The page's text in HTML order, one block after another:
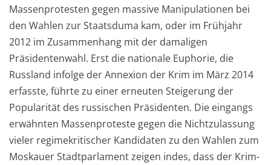
Massenprotesten gegen massive Manipulationen bei
den Wahlen zur Staatsduma kam, oder im Frühjahr
2012 im Zusammenhang mit der damaligen
Präsidentenwahl. Erst die nationale Euphorie, die
Russland infolge der Annexion der Krim im März 2014
erfasste, führte zu einer erneuten Steigerung der
Popularität des russischen Präsidenten. Die eingangs
erwähnten Massenproteste gegen die Nichtzulassung
vieler regimekritischer Kandidaten zu den Wahlen zum
Moskauer Stadtparlament zeigen indes, dass der Krim-